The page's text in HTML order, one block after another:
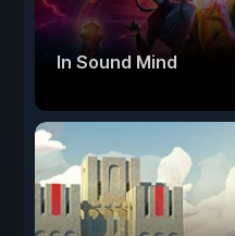
In Sound Mind